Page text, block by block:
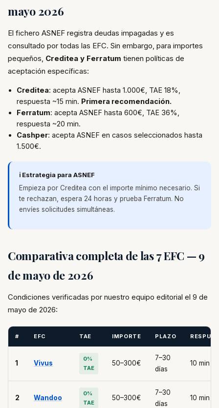
mayo 2026
El fichero ASNEF registra deudas impagadas y es
consultado por todas las EFC. Sin embargo, para importes
pequeños, Creditea y Ferratum tienen políticas de
aceptación específicas:
Creditea: acepta ASNEF hasta 1.000€, TAE 18%,
respuesta ~15 min. Primera recomendación.
Ferratum: acepta ASNEF hasta 600€, TAE 36%,
respuesta ~20 min.
Cashper: acepta ASNEF en casos seleccionados hasta
1.500€.
ℹ️ Estrategia para ASNEF
Empieza por Creditea con el importe mínimo necesario. Si
te rechazan, espera 24 horas y prueba Ferratum. No
envíes solicitudes simultáneas.
Comparativa completa de las 7 EFC — 9
de mayo de 2026
Condiciones verificadas por nuestro equipo editorial el 9 de
mayo de 2026:
# EFC TAE IMPORTE PLAZO
1 Vivus
0%
TAE
50–300€
7–30
días
10 min
2 Wandoo
0%
TAE
50–300€
7–30
días
10 min